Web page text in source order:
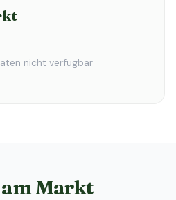
nicht verfügbar
Markt